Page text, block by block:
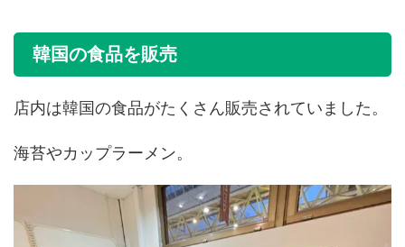
韓国の食品を販売
店内は韓国の食品がたくさん販売されていました。
海苔やカップラーメン。